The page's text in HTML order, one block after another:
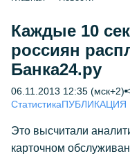
Каждые 10
россиян
Банка24.ру
06.11.2013 12:35 (мск+2)
СтатистикаПУБЛИКАЦИЯ
Это высчитали
карточном